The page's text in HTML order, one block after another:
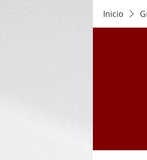
Inicio